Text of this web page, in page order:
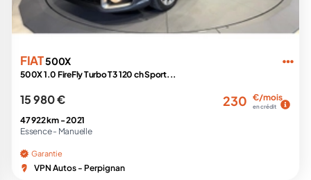
FIAT500X
500X 1.0 FireFly Turbo T3 120 ch Sport...
15 980 € 230 €/mois
en crédit
47 922 km -2021
Essence - Manuelle
Garantie
VPN Autos - Perpignan